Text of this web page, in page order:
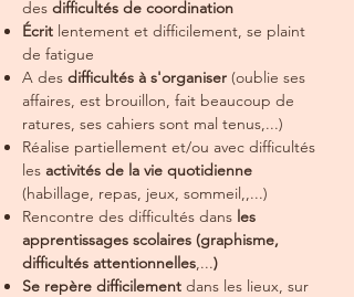
des difficultés de coordination
Écrit lentement et difficilement, se plaint
de fatigue
A des difficultés à s'organiser (oublie ses
affaires, est brouillon, fait beaucoup de
ratures, ses cahiers sont mal tenus,...)
Réalise partiellement et/ou avec difficultés
les activités de la vie quotidienne
(habillage, repas, jeux, sommeil,,...)
Rencontre des difficultés dans les
apprentissages scolaires (graphisme,
difficultés attentionnelles,...)
Se repère difficilement dans les lieux, sur